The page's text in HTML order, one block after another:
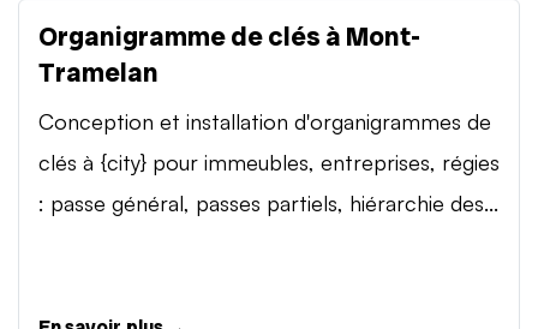
Organigramme de clés à Mont-
Tramelan
Conception et installation d'organigrammes de
clés à {city} pour immeubles, entreprises, régies
: passe général, passes partiels, hiérarchie des...